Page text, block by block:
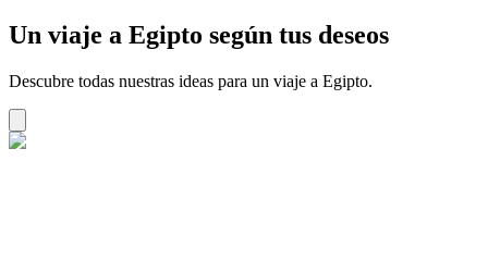
Un viaje a Egipto según tus deseos
Descubre todas nuestras ideas para un viaje a Egipto.